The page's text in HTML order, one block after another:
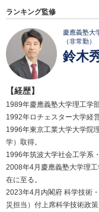
ランキング監修
慶應義塾大
（非常勤）
鈴木
【経歴】
1989年慶應義塾大学理工学
1992年ロチェスター大学経
1996年東京工業大学大学院
学）取得。
1996年筑波大学社会工学系
2008年4月慶應義塾大学理
在に至る。
2023年4月内閣府 科学技術
災担当）付上席科学技術政策